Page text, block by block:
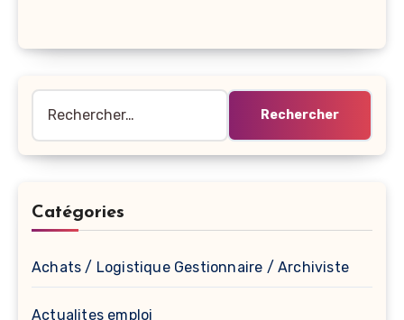
Catégories
Achats / Logistique Gestionnaire / Archiviste
Actualites emploi